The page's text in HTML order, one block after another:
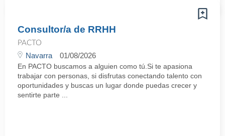
Consultor/a de RRHH
PACTO
Navarra 01/08/2026
En PACTO buscamos a alguien como tú.Si te apasiona
trabajar con personas, si disfrutas conectando talento con
oportunidades y buscas un lugar donde puedas crecer y
sentirte parte ...